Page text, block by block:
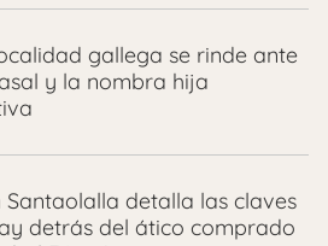
gallega se rinde ante
y la nombra hija
Santaolalla detalla las claves
detrás del ático comprado